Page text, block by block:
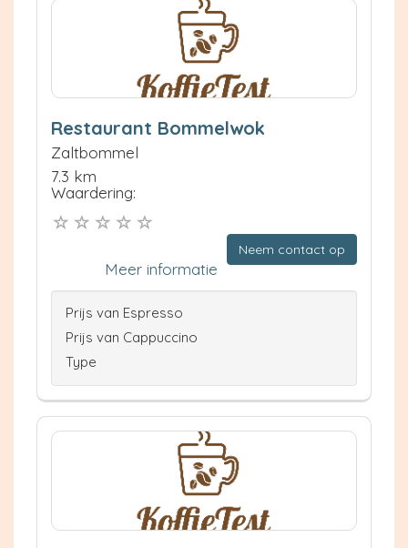
Restaurant Bommelwok
Zaltbommel
7.3 km
Waardering:
Neem contact op
Meer informatie
Prijs van Espresso
Prijs van Cappuccino
Type